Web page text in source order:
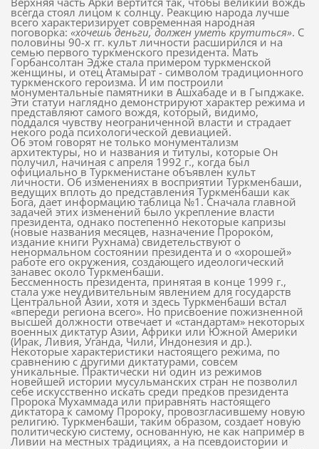
всегда стоял лицом к солнцу. Реакцию народа лучше
всего характеризирует современная народная
поговорка: «хочешь деньги, должен уметь крутиться». С
половины 90-х гг. культ личности расширился и на
семью первого туркменского президента. Мать
Горбансолтан Эдже стала примером туркменской
женщины, и отец Атамырат - символом традиционного
туркменского героизма. И им построили
монументальные памятники в Ашхабаде и в Гыпджаке.
Эти статуи наглядно демонстрируют характер режима и
представляют самого вождя, который, видимо,
поддался чувству неограниченной власти и страдает
некого рода психологической девиацией.
Об этом говорят не только монументализм
архитектуры, но и названия и титулы, которые Он
получил, начиная с апреля 1992 г., когда был
официально в Туркменистане объявлен культ
личности. Об изменениях в восприятии Туркменбаши,
ведущих вплоть до представления Туркменбаши как
Бога, дает информацию таблица №1. Сначала главной
задачей этих изменений было укрепление власти
президента, однако постепенно некоторые капризы
(новые названия месяцев, назначение Пророком,
издание книги Рухнама) свидетельствуют о
ненормальном состоянии президента и о «хорошей»
работе его окружения, создающего идеологический
занавес около Туркменбаши.
Бессменность президента, принятая в конце 1999 г.,
стала уже неудивительным явлением для государств
Центральной Азии, хотя и здесь Туркменбаши встал
«впереди региона всего». Но присвоение пожизненной
высшей должности отвечает и «стандартам» некоторых
военных диктатур Азии, Африки или Южной Америки
(Ирак, Ливия, Уганда, Чили, Индонезия и др.).
Некоторые характеристики настоящего режима, по
сравнению с другими диктатурами, совсем
уникальные. Практически ни один из режимов
новейшей истории мусульманских стран не позволил
себе искусственно искать среди предков президента
Пророка Мухаммада или приравнять настоящего
диктатора к самому Пророку, провозгласившему новую
религию. Туркменбаши, таким образом, создает новую
политическую систему, основанную, не как например в
Ливии на местных традициях, а на псевдоистории и